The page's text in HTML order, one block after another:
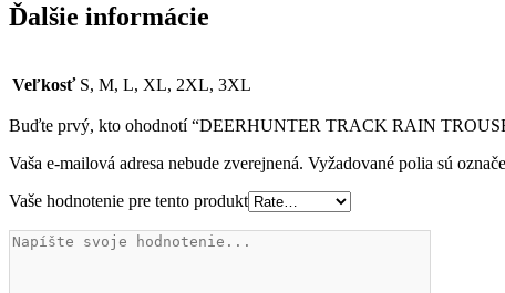
Ďalšie informácie
Veľkosť S, M, L, XL, 2XL, 3XL
Buďte prvý, kto ohodnotí “DEERHUNTER TRACK RAIN
Vaša e-mailová adresa nebude zverejnená. Vyžadované polia sú
Vaše hodnotenie pre tento produkt